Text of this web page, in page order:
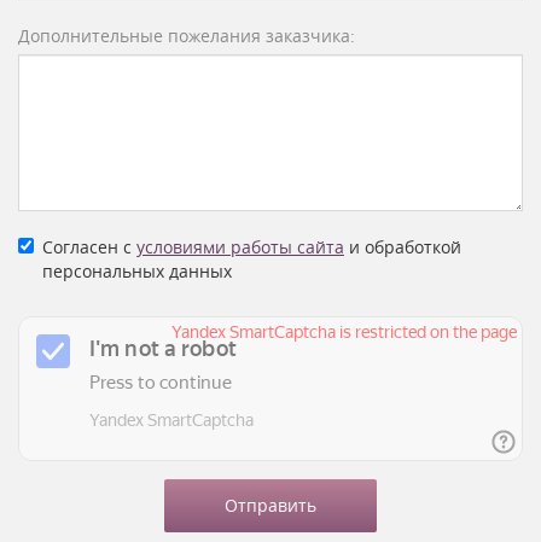
Дополнительные пожелания заказчика:
Согласен с условиями работы сайта и обработкой
персональных данных